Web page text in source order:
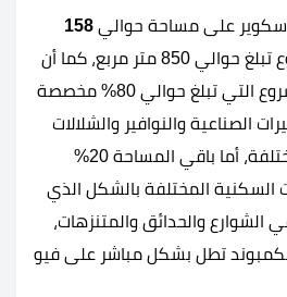
سكوير على مساحة حوالي 158
مع واجهة للمشروع تبلغ حوالي 850 متر مربع، كما أن
المساحة الأكبر من المشروع التي تبلغ حوالي 80% مخصصة
الصناعية والنوافير والشلالات
والمرافق والخدمات المختلفة، أما باقي المساحة 20%
المختلفة بالشكل الذي
الشوارع والحدائق والمتنزهات،
تطل بشكل مباشر على فيو